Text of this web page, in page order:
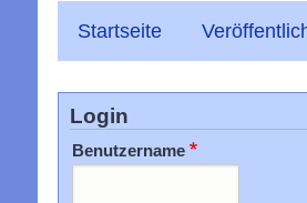
Startseite
Login
Benutzername